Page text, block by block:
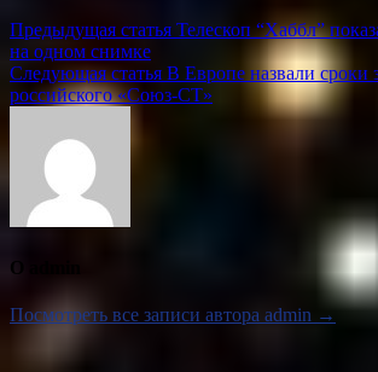
Навигация
по
записям
Предыдущая статья Телескоп “Хаббл”
на одном снимке
Следующая статья В Европе назвали сроки
российского «Союз-СТ»
О admin
Посмотреть все записи автора admin →